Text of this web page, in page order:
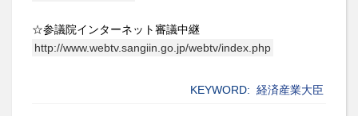
☆参議院インターネット審議中継
http://www.webtv.sangiin.go.jp/webtv/index.php
KEYWORD: 経済産業大臣